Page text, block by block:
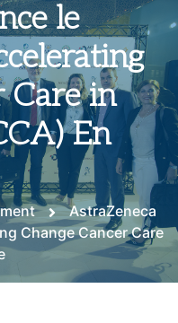
le
Care in
En
AstraZeneca
Change Cancer Care